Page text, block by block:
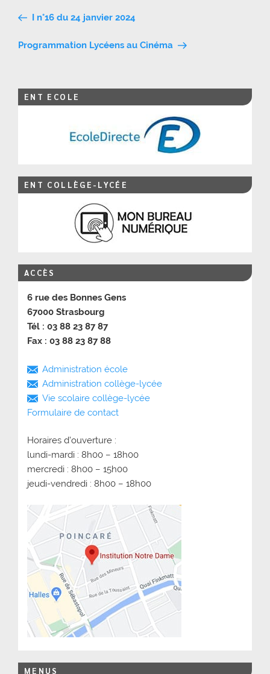
Navigation
de
I n°16 du 24 janvier 2024
Programmation Lycéens au Cinéma
ENT ECOLE
ENT COLLÈGE-LYCÉE
ACCÈS
6 rue des Bonnes Gens
67000 Strasbourg
Tél : 03 88 23 87 87
Fax : 03 88 23 87 88
Administration école
Administration collège-lycée
Vie scolaire collège-lycée
Formulaire de contact
Horaires d’ouverture :
lundi-mardi : 8h00 – 18h00
mercredi : 8h00 – 15h00
jeudi-vendredi : 8h00 – 18h00
MENUS